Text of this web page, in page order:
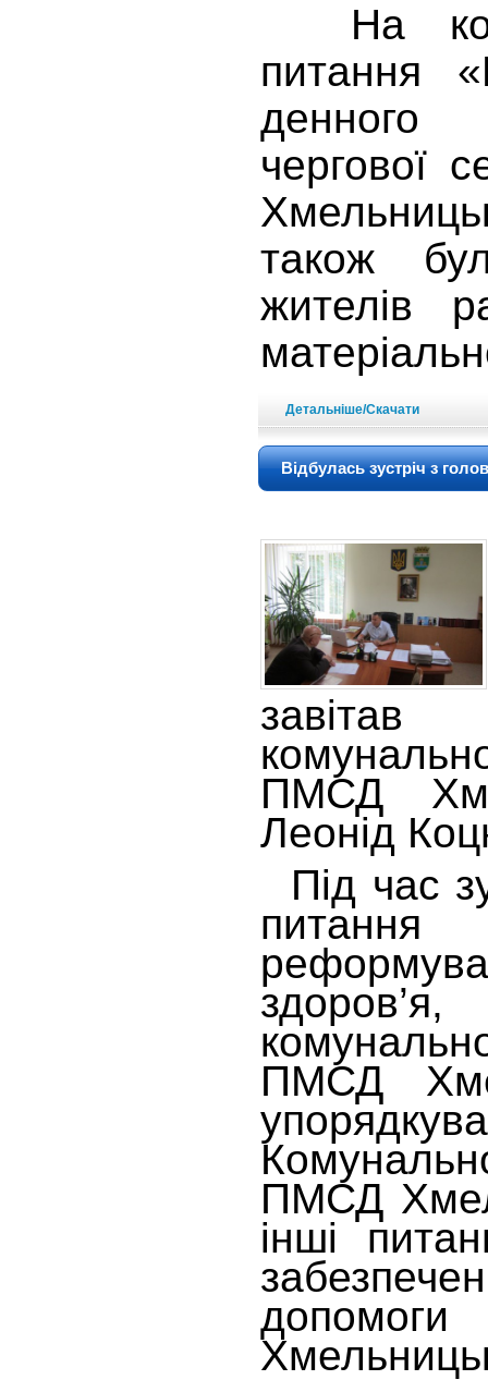
На
питання
чергової
також
жителів
Детальніше/Скачати
Відбулась зустріч з
ПМСД
Леонід
Під час
ПМСД
ПМСД
інші